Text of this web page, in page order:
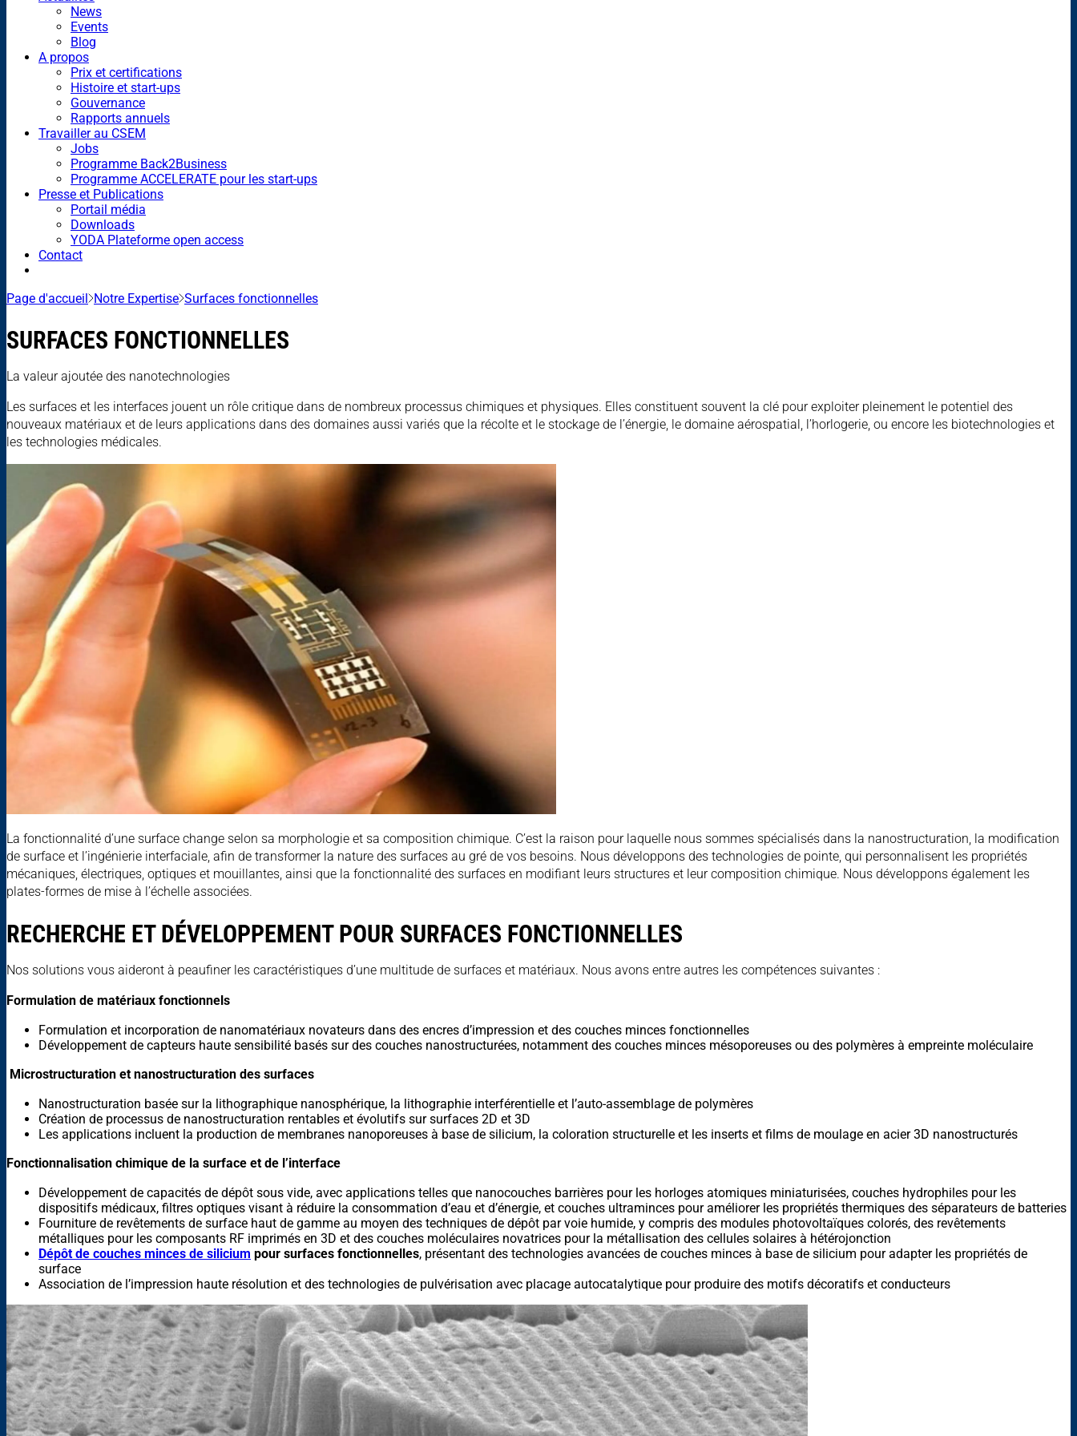
News
Events
Blog
A propos
Prix et certifications
Histoire et start-ups
Gouvernance
Rapports annuels
Travailler au CSEM
Jobs
Programme Back2Business
Programme ACCELERATE pour les start-ups
Presse et Publications
Portail média
Downloads
YODA Plateforme open access
Contact
Page d'accueil Notre Expertise Surfaces fonctionnelles
SURFACES FONCTIONNELLES
La valeur ajoutée des nanotechnologies
Les surfaces et les interfaces jouent un rôle critique dans de nombreux processus chimiques et physiques. Elles constituent souvent la clé pour exploiter pleinement le potentiel des
nouveaux matériaux et de leurs applications dans des domaines aussi variés que la récolte et le stockage de l’énergie, le domaine aérospatial, l’horlogerie, ou encore les biotechnologies et
les technologies médicales.
La fonctionnalité d’une surface change selon sa morphologie et sa composition chimique. C’est la raison pour laquelle nous sommes spécialisés dans la nanostructuration, la modification
de surface et l’ingénierie interfaciale, afin de transformer la nature des surfaces au gré de vos besoins. Nous développons des technologies de pointe, qui personnalisent les propriétés
mécaniques, électriques, optiques et mouillantes, ainsi que la fonctionnalité des surfaces en modifiant leurs structures et leur composition chimique. Nous développons également les
plates-formes de mise à l’échelle associées.
RECHERCHE ET DÉVELOPPEMENT POUR SURFACES FONCTIONNELLES
Nos solutions vous aideront à peaufiner les caractéristiques d’une multitude de surfaces et matériaux. Nous avons entre autres les compétences suivantes :
Formulation de matériaux fonctionnels
Formulation et incorporation de nanomatériaux novateurs dans des encres d’impression et des couches minces fonctionnelles
Développement de capteurs haute sensibilité basés sur des couches nanostructurées, notamment des couches minces mésoporeuses ou des polymères à empreinte moléculaire
Microstructuration et nanostructuration des surfaces
Nanostructuration basée sur la lithographique nanosphérique, la lithographie interférentielle et l’auto-assemblage de polymères
Création de processus de nanostructuration rentables et évolutifs sur surfaces 2D et 3D
Les applications incluent la production de membranes nanoporeuses à base de silicium, la coloration structurelle et les inserts et films de moulage en acier 3D nanostructurés
Fonctionnalisation chimique de la surface et de l’interface
Développement de capacités de dépôt sous vide, avec applications telles que nanocouches barrières pour les horloges atomiques miniaturisées, couches hydrophiles pour les
dispositifs médicaux, filtres optiques visant à réduire la consommation d’eau et d’énergie, et couches ultraminces pour améliorer les propriétés thermiques des séparateurs de batteries
Fourniture de revêtements de surface haut de gamme au moyen des techniques de dépôt par voie humide, y compris des modules photovoltaïques colorés, des revêtements
métalliques pour les composants RF imprimés en 3D et des couches moléculaires novatrices pour la métallisation des cellules solaires à hétérojonction
Dépôt de couches minces de silicium pour surfaces fonctionnelles, présentant des technologies avancées de couches minces à base de silicium pour adapter les propriétés de
surface
Association de l’impression haute résolution et des technologies de pulvérisation avec placage autocatalytique pour produire des motifs décoratifs et conducteurs